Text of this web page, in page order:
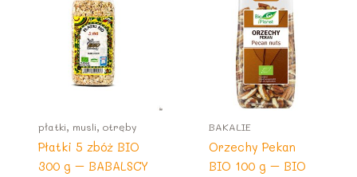
płatki, musli, otręby
Płatki 5 zbóż BIO
300 g – BABALSCY
BAKALIE
Orzechy Pekan
BIO 100 g – BIO